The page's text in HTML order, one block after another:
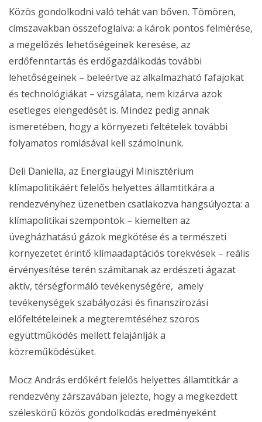
Közös gondolkodni való tehát van bőven. Tömören,
címszavakban összefoglalva: a károk pontos felmérése,
a megelőzés lehetőségeinek keresése, az
erdőfenntartás és erdőgazdálkodás további
lehetőségeinek – beleértve az alkalmazható fafajokat
és technológiákat – vizsgálata, nem kizárva azok
esetleges elengedését is. Mindez pedig annak
ismeretében, hogy a környezeti feltételek további
folyamatos romlásával kell számolnunk.
Deli Daniella, az Energiaügyi Minisztérium
klímapolitikáért felelős helyettes államtitkára a
rendezvényhez üzenetben csatlakozva hangsúlyozta: a
klímapolitikai szempontok – kiemelten az
üvegházhatású gázok megkötése és a természeti
környezetet érintő klímaadaptációs törekvések – reális
érvényesítése terén számítanak az erdészeti ágazat
aktív, térségformáló tevékenységére, amely
tevékenységek szabályozási és finanszírozási
előfeltételeinek a megteremtéséhez szoros
együttműködés mellett felajánlják a
közreműködésüket.
Mocz András erdőkért felelős helyettes államtitkár a
rendezvény zárszavában jelezte, hogy a megkezdett
széleskörű közös gondolkodás eredményeként